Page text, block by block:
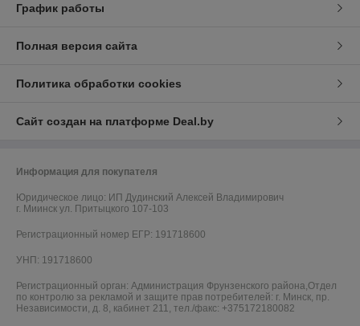
График работы
Полная версия сайта
Политика обработки cookies
Сайт создан на платформе Deal.by
Информация для покупателя
Юридическое лицо: ИП Дудинский Алексей Владимирович
г. Миинск ул. Притыцкого 107-103
Регистрационный номер ЕГР: 191718600
УНП: 191718600
Регистрационный орган: Администрация Фрунзенского района,Отдел
по контролю за рекламой и защите прав потребителей: г. Минск, пр.
Независимости, д. 8, кабинет 211, тел./факс: +375172180082